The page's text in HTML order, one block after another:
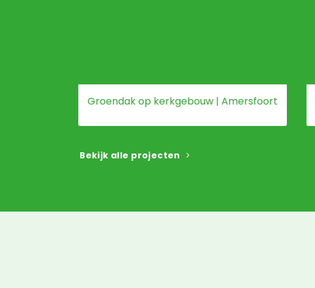
Groendak op kerkgebouw | Amersfoort
Bekijk alle projecten